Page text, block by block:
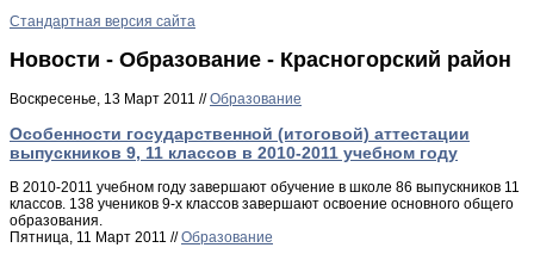
Стандартная версия сайта
Новости - Образование - Красногорский район
Воскресенье, 13 Март 2011 //Образование
Особенности государственной (итоговой) аттестации
выпускников 9, 11 классов в 2010-2011 учебном году
В 2010-2011 учебном году завершают обучение в школе 86 выпускников 11
классов. 138 учеников 9-х классов завершают освоение основного общего
образования.
Пятница, 11 Март 2011 //Образование